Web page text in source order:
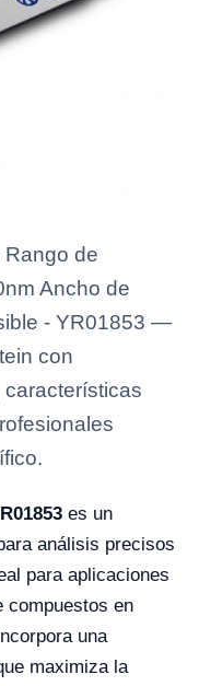
Rango de
Ancho de
- YR01853 —
con
es un
análisis precisos
para aplicaciones
compuestos en
una
maximiza la